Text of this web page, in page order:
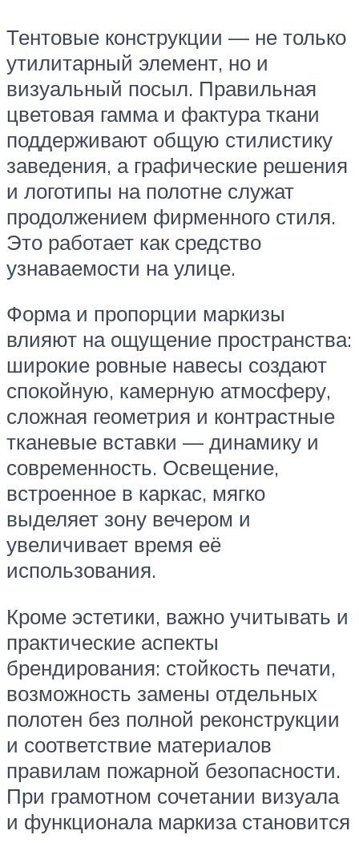
Тентовые конструкции — не только
утилитарный элемент, но и
визуальный посыл. Правильная
цветовая гамма и фактура ткани
поддерживают общую стилистику
заведения, а графические решения
и логотипы на полотне служат
продолжением фирменного стиля.
Это работает как средство
узнаваемости на улице.
Форма и пропорции маркизы
влияют на ощущение пространства:
широкие ровные навесы создают
спокойную, камерную атмосферу,
сложная геометрия и контрастные
тканевые вставки — динамику и
современность. Освещение,
встроенное в каркас, мягко
выделяет зону вечером и
увеличивает время её
использования.
Кроме эстетики, важно учитывать и
практические аспекты
брендирования: стойкость печати,
возможность замены отдельных
полотен без полной реконструкции
и соответствие материалов
правилам пожарной безопасности.
При грамотном сочетании визуала
и функционала маркиза становится